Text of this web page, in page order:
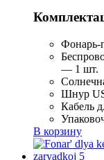
Фонарь-
— 1 шт.
Шнур
Кабель
В корзину